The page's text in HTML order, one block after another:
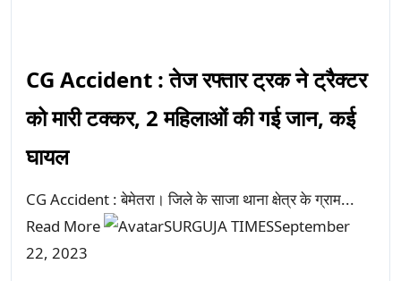
CG Accident : तेज रफ्तार ट्रक ने ट्रैक्टर
को मारी टक्कर, 2 महिलाओं की गई जान, कई
घायल
CG Accident : बेमेतरा। जिले के साजा थाना क्षेत्र के ग्राम...
Read More
SURGUJA TIMESSeptember
22, 2023